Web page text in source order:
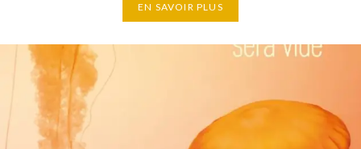
EN SAVOIR PLUS